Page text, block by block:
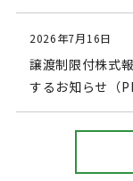
2026年7月16日
譲渡制限付株式
するお知らせ（